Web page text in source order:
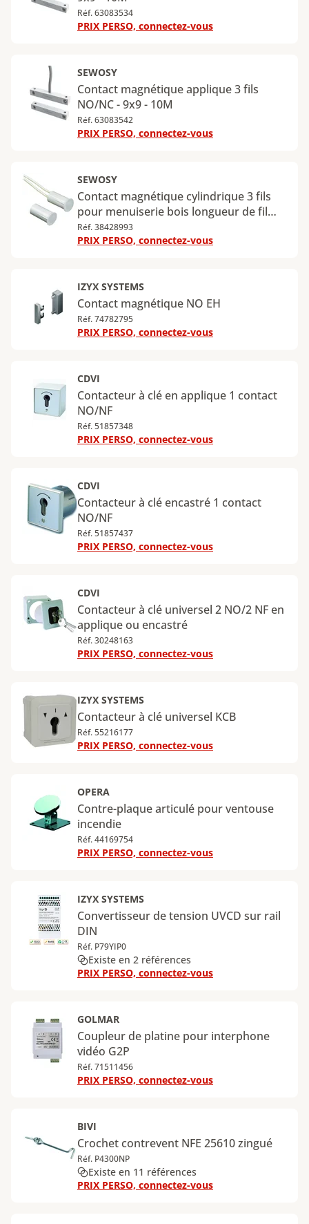
Réf. 63083534
PRIX PERSO, connectez-vous
SEWOSY
Contact magnétique applique 3 fils
NO/NC - 9x9 - 10M
Réf. 63083542
PRIX PERSO, connectez-vous
SEWOSY
Contact magnétique cylindrique 3 fils
pour menuiserie bois longueur de fil
2000 mm
Réf. 38428993
PRIX PERSO, connectez-vous
IZYX SYSTEMS
Contact magnétique NO EH
Réf. 74782795
PRIX PERSO, connectez-vous
CDVI
Contacteur à clé en applique 1 contact
NO/NF
Réf. 51857348
PRIX PERSO, connectez-vous
CDVI
Contacteur à clé encastré 1 contact
NO/NF
Réf. 51857437
PRIX PERSO, connectez-vous
CDVI
Contacteur à clé universel 2 NO/2 NF en
applique ou encastré
Réf. 30248163
PRIX PERSO, connectez-vous
IZYX SYSTEMS
Contacteur à clé universel KCB
Réf. 55216177
PRIX PERSO, connectez-vous
OPERA
Contre-plaque articulé pour ventouse
incendie
Réf. 44169754
PRIX PERSO, connectez-vous
IZYX SYSTEMS
Convertisseur de tension UVCD sur rail
DIN
Réf. P79YIP0
Existe en 2 références
PRIX PERSO, connectez-vous
GOLMAR
Coupleur de platine pour interphone
vidéo G2P
Réf. 71511456
PRIX PERSO, connectez-vous
BIVI
Crochet contrevent NFE 25610 zingué
Réf. P4300NP
Existe en 11 références
PRIX PERSO, connectez-vous